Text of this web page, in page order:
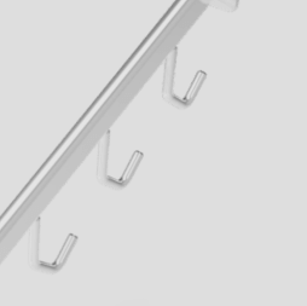
Kennzahlen werden.
innovativen Systemlösungen